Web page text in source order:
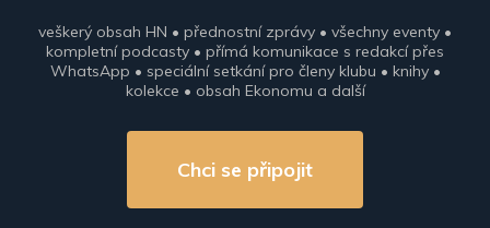
veškerý obsah HN • přednostní zprávy • všechny eventy •
kompletní podcasty • přímá komunikace s redakcí přes
WhatsApp • speciální setkání pro členy klubu • knihy •
kolekce • obsah Ekonomu a další
Chci se připojit